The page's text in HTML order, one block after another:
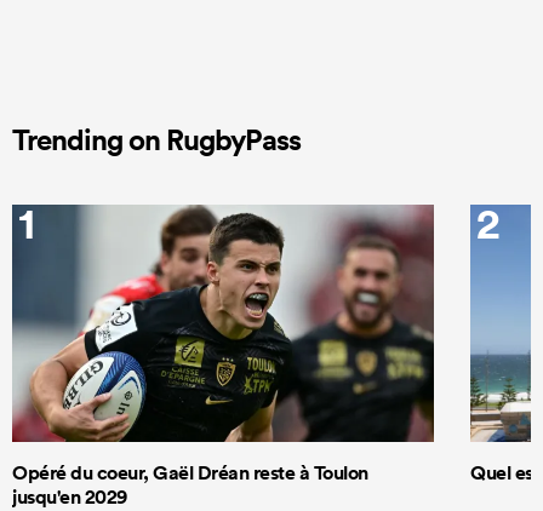
Trending on RugbyPass
1
Opéré du coeur, Gaël Dréan reste à Toulon
jusqu'en 2029
2
Quel